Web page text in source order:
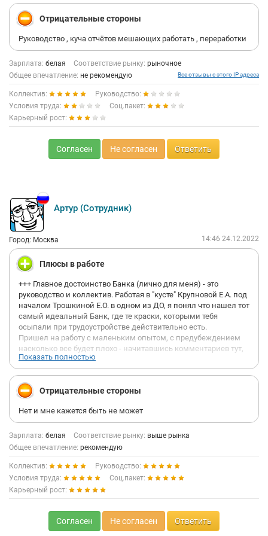
Отрицательные стороны
Руководство , куча отчётов мешающих работать , переработки
Зарплата: белая Соответствие рынку: рыночное
Общее впечатление: не рекомендую Все отзывы с этого IP адреса
Коллектив:
Руководство:
Условия труда:
Соц.пакет:
Карьерный рост:
Согласен Не согласен Ответить
Артур (Сотрудник)
Город: Москва 14:46 24.12.2022
Плюсы в работе
+++ Главное достоинство Банка (лично для меня) - это
руководство и коллектив. Работая в "кусте" Крупновой Е.А. под
началом Трошкиной Е.О. в одном из ДО, я понял что нашел тот
самый идеальный Банк, где те краски, которыми тебя
осыпали при трудоустройстве действительно есть.
Пришел на работу с маленьким опытом, с предубеждением
насколько все будет плохо - начитавшись комментариев тут,
но.......
+++ По честному - первый месяц было не по себе, поскольку
весь месяц ты просто сидишь на обучении и наблюдаешь за
работой коллег. НО вот первый и жирный плюс, тебя СНАЛА
отправляют на обучение, это супер, поскольку ты уверен, что
не останешься без работы.
+++ Руководитель на протяжении всего обучения помогала
осваиваться, до этого небольшое кол-во времени отработал в
2-х банках, но такого отношения хорошего к сотрудникам
нигде не встречал. Я не припомню банк, где я мог бы
свободно позвонить территориальному директору и задать
интересующий меня вопрос и тебя бы не послали, а
действительно помогли и "разжевали" все.
+++ Коллеги все дружные, друг друга поддерживают в любой
ситуации, как рабочей, так и жизненной.
Показать полностью
Отрицательные стороны
Нет и мне кажется быть не может
Зарплата: белая Соответствие рынку: выше рынка
Общее впечатление: рекомендую
Коллектив:
Руководство:
Условия труда:
Соц.пакет:
Карьерный рост:
Согласен Не согласен Ответить